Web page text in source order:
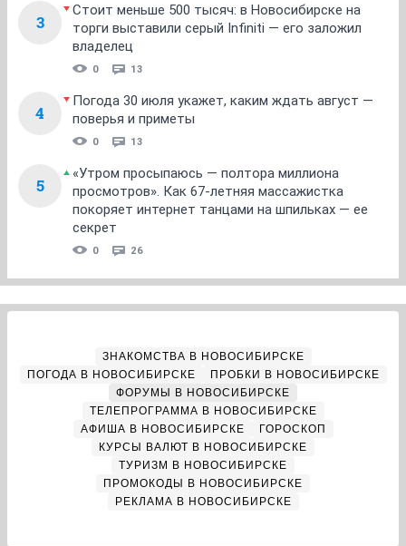
3
Стоит меньше 500 тысяч: в Новосибирске на
торги выставили серый Infiniti — его заложил
владелец
0 13
4
Погода 30 июля укажет, каким ждать август —
поверья и приметы
0 13
5
«Утром просыпаюсь — полтора миллиона
просмотров». Как 67-летняя массажистка
покоряет интернет танцами на шпильках — ее
секрет
0 26
ЗНАКОМСТВА В НОВОСИБИРСКЕ
ПОГОДА В НОВОСИБИРСКЕ
ПРОБКИ В НОВОСИБИРСКЕ
ФОРУМЫ В НОВОСИБИРСКЕ
ТЕЛЕПРОГРАММА В НОВОСИБИРСКЕ
АФИША В НОВОСИБИРСКЕ
ГОРОСКОП
КУРСЫ ВАЛЮТ В НОВОСИБИРСКЕ
ТУРИЗМ В НОВОСИБИРСКЕ
ПРОМОКОДЫ В НОВОСИБИРСКЕ
РЕКЛАМА В НОВОСИБИРСКЕ